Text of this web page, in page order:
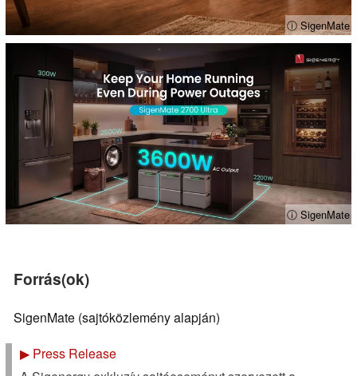
ⓘ SigenMate
ⓘ SigenMate
Forrás(ok)
SigenMate (sajtóközlemény alapján)
▶ Press Release